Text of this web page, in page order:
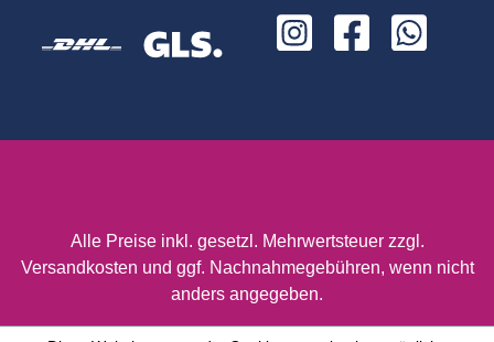
Alle Preise inkl. gesetzl. Mehrwertsteuer zzgl.
Versandkosten und ggf. Nachnahmegebühren, wenn nicht
anders angegeben.